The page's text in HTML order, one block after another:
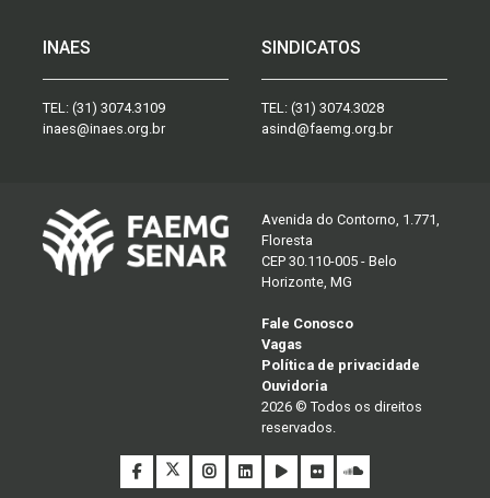
INAES
TEL: (31) 3074.3109
inaes@inaes.org.br
SINDICATOS
TEL: (31) 3074.3028
asind@faemg.org.br
Avenida do Contorno, 1.771,
Floresta
CEP 30.110-005 - Belo
Horizonte, MG
Fale Conosco
Vagas
Política de privacidade
Ouvidoria
2026 © Todos os direitos
reservados.